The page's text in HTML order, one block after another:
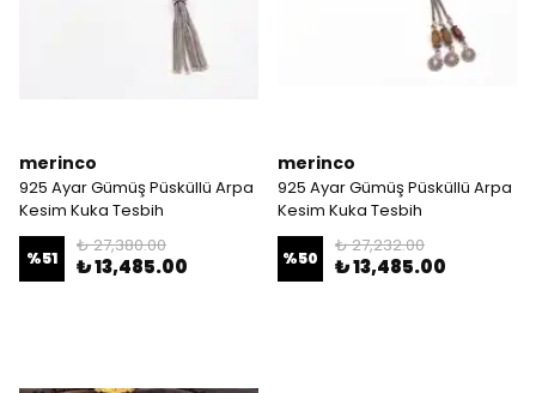
merinco
925 Ayar Gümüş Püsküllü Arpa
Kesim Kuka Tesbih
%51
₺ 27,380.00
₺ 13,485.00
merinco
925 Ayar Gümüş Püsküllü Arpa
Kesim Kuka Tesbih
%50
₺ 27,232.00
₺ 13,485.00